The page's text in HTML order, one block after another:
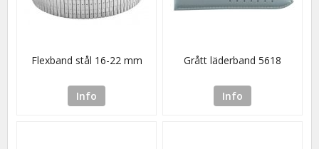
Flexband stål 16-22 mm
Info
Grått läderband 5618
Info